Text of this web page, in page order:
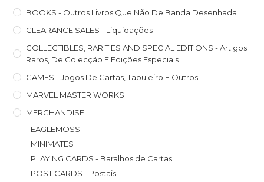
BOOKS - Outros Livros Que Não De Banda Desenhada
CLEARANCE SALES - Liquidações
COLLECTIBLES, RARITIES AND SPECIAL EDITIONS - Artigos
Raros, De Colecção E Edições Especiais
GAMES - Jogos De Cartas, Tabuleiro E Outros
MARVEL MASTER WORKS
MERCHANDISE
EAGLEMOSS
MINIMATES
PLAYING CARDS - Baralhos de Cartas
POST CARDS - Postais